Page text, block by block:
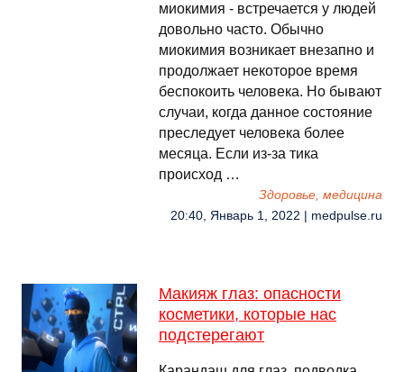
миокимия - встречается у людей
довольно часто. Обычно
миокимия возникает внезапно и
продолжает некоторое время
беспокоить человека. Но бывают
случаи, когда данное состояние
преследует человека более
месяца. Если из-за тика
происход …
Здоровье, медицина
20:40, Январь 1, 2022 | medpulse.ru
Макияж глаз: опасности
косметики, которые нас
подстерегают